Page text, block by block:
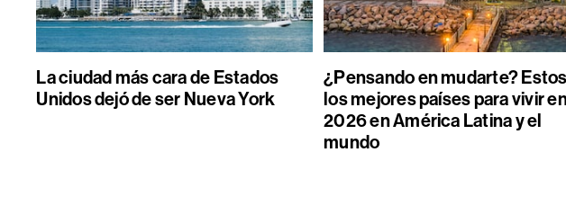
La ciudad más cara de Estados
Unidos dejó de ser Nueva York
¿Pensando en mudarte?
los mejores países para vivir
2026 en América Latina y el
mundo